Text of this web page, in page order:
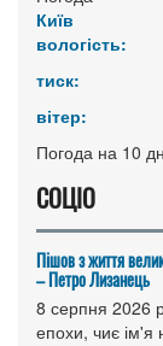
Київ
вологість:
тиск:
вітер:
Погода на 10
СОЦІО
Пішов з життя
– Петро Лизанець
8 серпня 2026
епохи, чиє ім'я